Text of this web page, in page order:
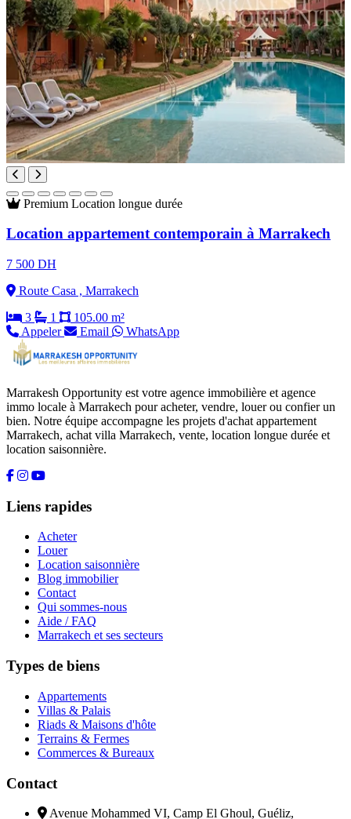
Premium Location longue durée
Location appartement contemporain à Marrakech
7 500 DH
Route Casa , Marrakech
3
1
105.00 m²
Appeler
Email WhatsApp
Marrakesh Opportunity est votre agence immobilière et agence
immo locale à Marrakech pour acheter, vendre, louer ou confier un
bien. Notre équipe accompagne les projets d'achat appartement
Marrakech, achat villa Marrakech, vente, location longue durée et
location saisonnière.
Liens rapides
Acheter
Louer
Location saisonnière
Blog immobilier
Contact
Qui sommes-nous
Aide / FAQ
Marrakech et ses secteurs
Types de biens
Appartements
Villas & Palais
Riads & Maisons d'hôte
Terrains & Fermes
Commerces & Bureaux
Contact
Avenue Mohammed VI, Camp El Ghoul, Guéliz,